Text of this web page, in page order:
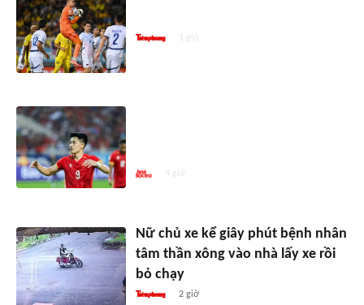
1 giờ
4 giờ
Nữ chủ xe kể giây phút bệnh nhân
tâm thần xông vào nhà lấy xe rồi
bỏ chạy
2 giờ